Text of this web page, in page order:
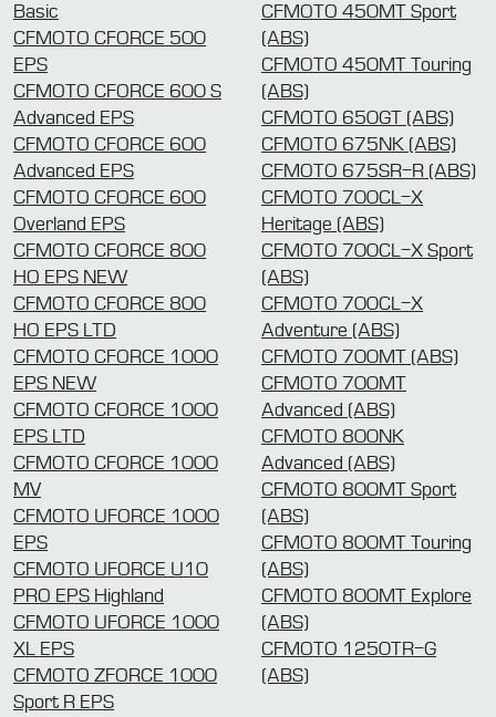
Basic
CFMOTO CFORCE 500
EPS
CFMOTO CFORCE 600 S
Advanced EPS
CFMOTO CFORCE 600
Advanced EPS
CFMOTO CFORCE 600
Overland EPS
CFMOTO CFORCE 800
HO EPS NEW
CFMOTO CFORCE 800
HO EPS LTD
CFMOTO CFORCE 1000
EPS NEW
CFMOTO CFORCE 1000
EPS LTD
CFMOTO CFORCE 1000
MV
CFMOTO UFORCE 1000
EPS
CFMOTO UFORCE U10
PRO EPS Highland
CFMOTO UFORCE 1000
XL EPS
CFMOTO ZFORCE 1000
Sport R EPS
CFMOTO 450MT Sport
(ABS)
CFMOTO 450MT Touring
(ABS)
CFMOTO 650GT (ABS)
CFMOTO 675NK (ABS)
CFMOTO 675SR-R (ABS)
CFMOTO 700CL-X
Heritage (ABS)
CFMOTO 700CL-X Sport
(ABS)
CFMOTO 700CL-X
Adventure (ABS)
CFMOTO 700MT (ABS)
CFMOTO 700MT
Advanced (ABS)
CFMOTO 800NK
Advanced (ABS)
CFMOTO 800MT Sport
(ABS)
CFMOTO 800MT Touring
(ABS)
CFMOTO 800MT Explore
(ABS)
CFMOTO 1250TR-G
(ABS)